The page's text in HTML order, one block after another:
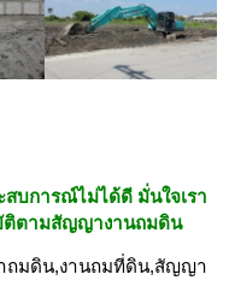
บการณ์ไม่ได้ดี มั่นใจเรา
ติตามสัญญางานถมดิน
ถมดิน,งานถมที่ดิน,สัญญา